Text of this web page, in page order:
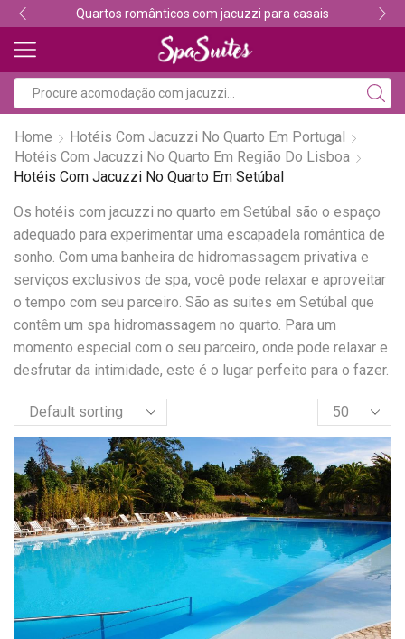
Quartos românticos com jacuzzi para casais
Home
Hotéis Com Jacuzzi No Quarto Em Portugal
Hotéis Com Jacuzzi No Quarto Em Região Do Lisboa
Hotéis Com Jacuzzi No Quarto Em Setúbal
Os hotéis com jacuzzi no quarto em Setúbal são o espaço
adequado para experimentar uma escapadela romântica de
sonho. Com uma banheira de hidromassagem privativa e
serviços exclusivos de spa, você pode relaxar e aproveitar
o tempo com seu parceiro. São as suites em Setúbal que
contêm um spa hidromassagem no quarto. Para um
momento especial com o seu parceiro, onde pode relaxar e
desfrutar da intimidade, este é o lugar perfeito para o fazer.